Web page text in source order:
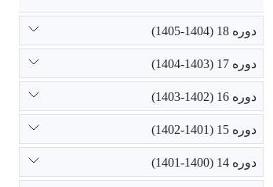
دوره 18 (1404-1405)
دوره 17 (1403-1404)
دوره 16 (1402-1403)
دوره 15 (1401-1402)
دوره 14 (1400-1401)